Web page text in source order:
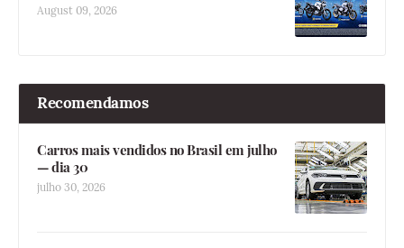
August 09, 2026
Recomendamos
Carros mais vendidos no Brasil em julho
— dia 30
julho 30, 2026